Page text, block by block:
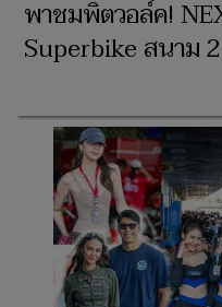
พาชมพิตวอล์ค!
Superbike สนาม 2